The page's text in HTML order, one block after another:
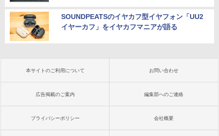
SOUNDPEATSのイヤカフ型イヤフォン「UU2
イヤーカフ」をイヤカフマニアが語る
本サイトのご利用について お問い合わせ
広告掲載のご案内 編集部へのご連絡
プライバシーポリシー 会社概要